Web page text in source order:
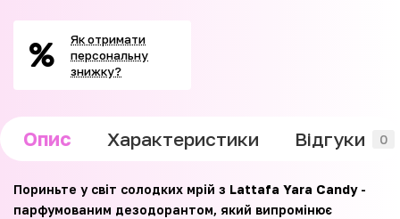
Як отримати
персональну
знижку?
Опис Характеристики Відгуки 0
Пориньте у світ солодких мрій з Lattafa Yara Candy-
парфумованим дезодорантом, який випромінює